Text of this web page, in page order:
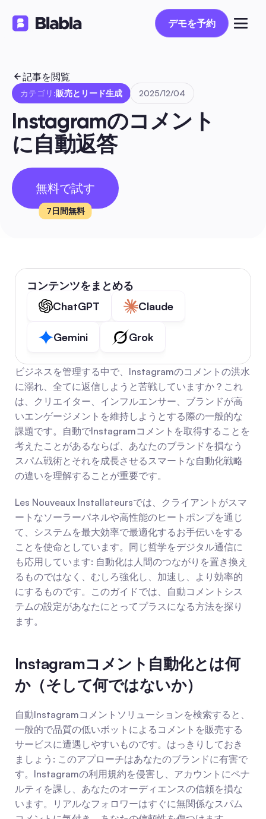
デモを予約
デモを予約
記事を閲覧
カテゴリ:販売とリード生成 2025/12/04
Instagramのコメント
に自動返答
無料で試す
7日間無料
コンテンツをまとめる
ChatGPT
Claude
Gemini Grok
ビジネスを管理する中で、Instagramのコメントの洪水
に溺れ、全てに返信しようと苦戦していますか？これ
は、クリエイター、インフルエンサー、ブランドが高
いエンゲージメントを維持しようとする際の一般的な
課題です。自動でInstagramコメントを取得することを
考えたことがあるならば、あなたのブランドを損なう
スパム戦術とそれを成長させるスマートな自動化戦略
の違いを理解することが重要です。
Les Nouveaux Installateursでは、クライアントがスマ
ートなソーラーパネルや高性能のヒートポンプを通じ
て、システムを最大効率で最適化するお手伝いをする
ことを使命としています。同じ哲学をデジタル通信に
も応用しています: 自動化は人間のつながりを置き換え
るものではなく、むしろ強化し、加速し、より効率的
にするものです。このガイドでは、自動コメントシス
テムの設定があなたにとってプラスになる方法を探り
ます。
Instagramコメント自動化とは何
か（そして何ではないか）
自動Instagramコメントソリューションを検索すると、
一般的で品質の低いボットによるコメントを販売する
サービスに遭遇しやすいものです。はっきりしておき
ましょう: このアプローチはあなたのブランドに有害で
す。Instagramの利用規約を侵害し、アカウントにペナ
ルティを課し、あなたのオーディエンスの信頼を損な
います。リアルなフォロワーはすぐに無関係なスパム